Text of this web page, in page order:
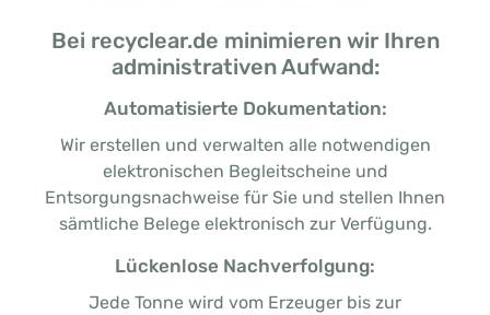
Bei recyclear.de minimieren wir Ihren
administrativen Aufwand:
Automatisierte Dokumentation:
Wir erstellen und verwalten alle notwendigen
elektronischen Begleitscheine und
Entsorgungsnachweise für Sie und stellen Ihnen
sämtliche Belege elektronisch zur Verfügung.
Lückenlose Nachverfolgung:
Jede Tonne wird vom Erzeuger bis zur